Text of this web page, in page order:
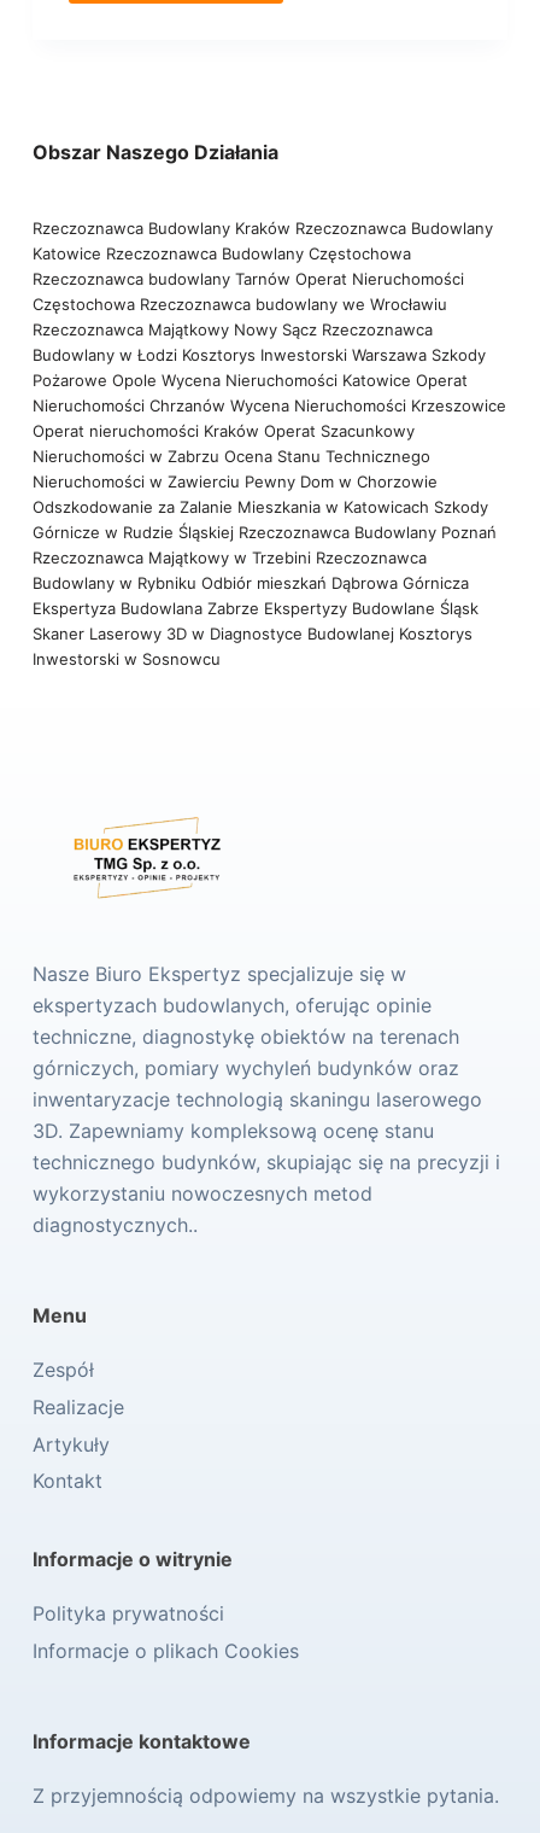
Obszar Naszego Działania
Rzeczoznawca Budowlany Kraków Rzeczoznawca Budowlany
Katowice Rzeczoznawca Budowlany Częstochowa
Rzeczoznawca budowlany Tarnów Operat Nieruchomości
Częstochowa Rzeczoznawca budowlany we Wrocławiu
Rzeczoznawca Majątkowy Nowy Sącz Rzeczoznawca
Budowlany w Łodzi Kosztorys Inwestorski Warszawa Szkody
Pożarowe Opole Wycena Nieruchomości Katowice Operat
Nieruchomości Chrzanów Wycena Nieruchomości Krzeszowice
Operat nieruchomości Kraków Operat Szacunkowy
Nieruchomości w Zabrzu Ocena Stanu Technicznego
Nieruchomości w Zawierciu Pewny Dom w Chorzowie
Odszkodowanie za Zalanie Mieszkania w Katowicach Szkody
Górnicze w Rudzie Śląskiej Rzeczoznawca Budowlany Poznań
Rzeczoznawca Majątkowy w Trzebini Rzeczoznawca
Budowlany w Rybniku Odbiór mieszkań Dąbrowa Górnicza
Ekspertyza Budowlana Zabrze Ekspertyzy Budowlane Śląsk
Skaner Laserowy 3D w Diagnostyce Budowlanej Kosztorys
Inwestorski w Sosnowcu
Nasze Biuro Ekspertyz specjalizuje się w
ekspertyzach budowlanych, oferując opinie
techniczne, diagnostykę obiektów na terenach
górniczych, pomiary wychyleń budynków oraz
inwentaryzacje technologią skaningu laserowego
3D. Zapewniamy kompleksową ocenę stanu
technicznego budynków, skupiając się na precyzji i
wykorzystaniu nowoczesnych metod
diagnostycznych..
Menu
Zespół
Realizacje
Artykuły
Kontakt
Informacje o witrynie
Polityka prywatności
Informacje o plikach Cookies
Informacje kontaktowe
Z przyjemnością odpowiemy na wszystkie pytania.